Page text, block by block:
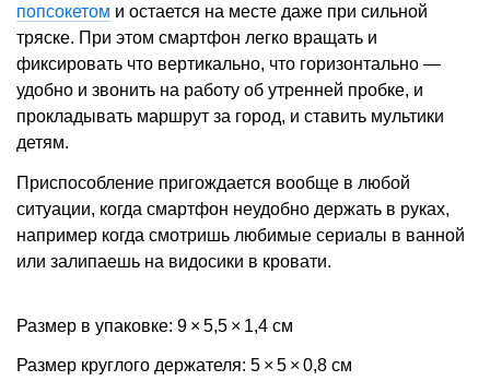
попсокетом и остается на месте даже при сильной
тряске. При этом смартфон легко вращать и
фиксировать что вертикально, что горизонтально —
удобно и звонить на работу об утренней пробке, и
прокладывать маршрут за город, и ставить мультики
детям.
Приспособление пригождается вообще в любой
ситуации, когда смартфон неудобно держать в руках,
например когда смотришь любимые сериалы в ванной
или залипаешь на видосики в кровати.
Размер в упаковке: 9 × 5,5 × 1,4 см
Размер круглого держателя: 5 × 5 × 0,8 см